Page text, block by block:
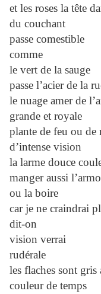
et les roses la tête
du couchant
passe comestible
comme
le vert de la sauge
passe l’acier de la
le nuage amer de
grande et royale
plante de feu ou de
d’intense vision
la larme douce
manger aussi
ou la boire
car je ne craindrai
dit-on
vision verrai
rudérale
les flaches sont gris
couleur de temps